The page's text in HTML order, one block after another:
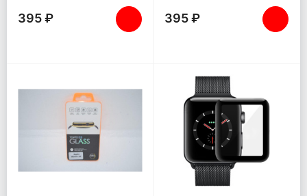
395 ₽ 395 ₽